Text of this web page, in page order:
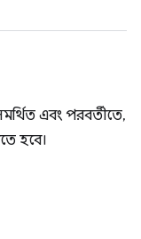
এবং পরবর্তীতে,
হবে।